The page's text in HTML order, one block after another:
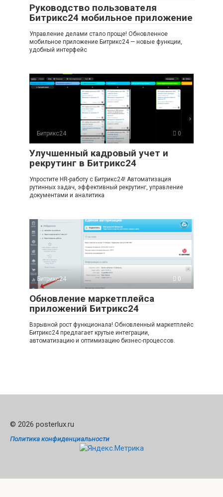
Руководство пользователя
Битрикс24 мобильное приложение
Управление делами стало проще! Обновленное
мобильное приложение Битрикс24 — новые функции,
удобный интерфейс
Битрикс24 0
Улучшенный кадровый учет и
рекрутинг в Битрикс24
Упростите HR-работу с Битрикс24! Автоматизация
рутинных задач, эффективный рекрутинг, управление
документами и аналитика
Битрикс24 0
Обновление маркетплейса
приложений Битрикс24
Взрывной рост функционала! Обновленный маркетплейс
Битрикс24 предлагает крутые интеграции,
автоматизацию и оптимизацию бизнес-процессов.
© 2026 posterlux.ru
Политика конфиденциальности